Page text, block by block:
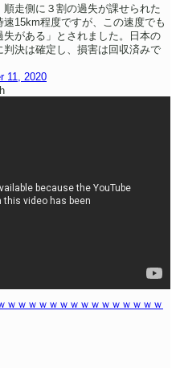
走側に３割の過失が課せられた
15km程度ですが、この速度でも
がある」とされました。日本の
判決は確定し、損害は回収済みで
11, 2020
ｗｗｗｗｗｗｗｗｗｗｗｗｗｗｗ